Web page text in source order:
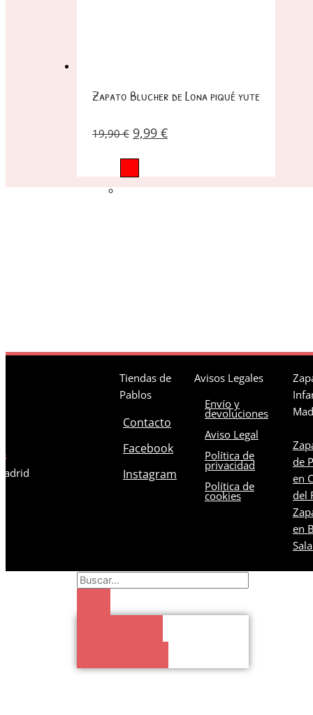
Zapato Blucher de Lona piqué yute
19,90€ 9,99 €
Tiendas de
Pablos
Contacto
Facebook
Instagram
Avisos Legales
Envío y
devoluciones
Aviso Legal
Política de
privacidad
Política de
cookies
de
en
del
en
Search